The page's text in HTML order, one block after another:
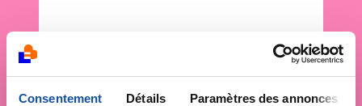
Consentement Détails Paramètres des annonces